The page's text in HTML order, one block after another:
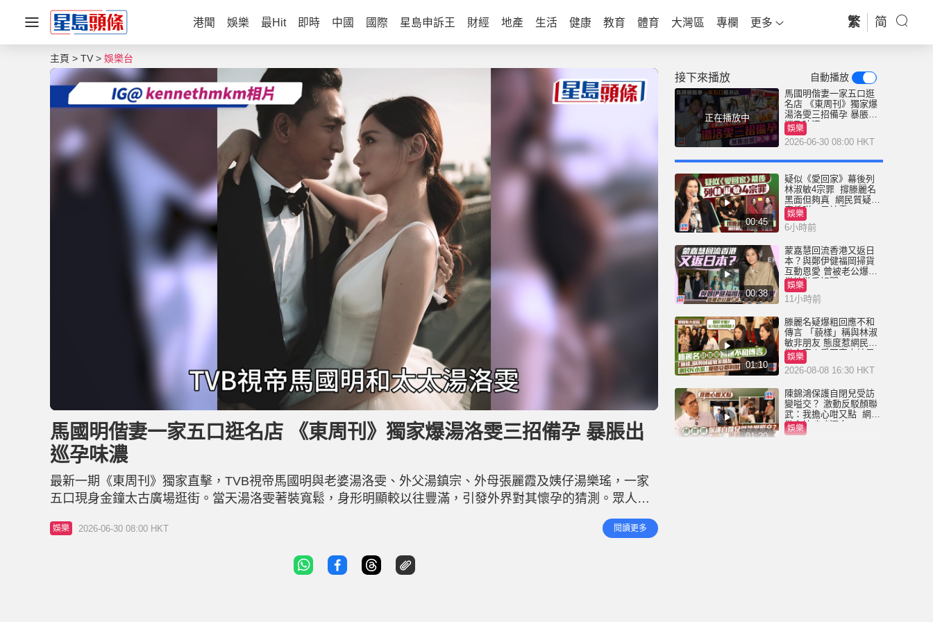
港聞 娛樂 最Hit 即時 中國 國際 星島申訴王 財經 地產 生活 健康 教育 體育 大灣區 專欄 更多 繁 简
主頁 TV 娛樂台
n
u
t
e
o
d
e
d
5
%
馬國明偕妻一家五口逛名店 《東周刊》獨家爆湯洛雯三招備孕 暴脹出
巡孕味濃
最新一期《東周刊》獨家直擊，TVB視帝馬國明與老婆湯洛雯、外父湯鎮宗、外母張麗霞及姨仔湯樂瑤，一家
五口現身金鐘太古廣場逛街。當天湯洛雯著裝寬鬆，身形明顯較以往豐滿，引發外界對其懷孕的猜測。眾人先
後前往Hermès及高級珠寶名店購物，期間湯洛雯曾試戴價值六位數的頸鏈。馬國明全程陪伴在側，協助看管財
物及提拿戰利品，並在洗手間外耐心等候妻子，表現體貼。 馬國明與湯洛雯三招備孕 馬國明與湯洛雯自2023
娛樂 2026-06-30 08:00 HKT 閱讀更多
接下來播放 自動播放
正在播放中
馬國明偕妻一家五口逛
名店 《東周刊》獨家爆
湯洛雯三招備孕 暴脹出
巡孕味濃
娛樂
2026-06-30 08:00 HKT
00:45
疑似《愛回家》幕後列
林淑敏4宗罪 撐滕麗名
黑面但夠真 網民質疑：
真係咁一早被雪
娛樂
6小時前
00:38
蒙嘉慧回流香港又返日
本？與鄭伊健福岡掃貨
互動恩愛 曾被老公爆在
當地游手好閒
娛樂
11小時前
01:10
滕麗名疑爆粗回應不和
傳言 「藐樣」稱與林淑
敏非朋友 態度惹網民狠
批小家丨愛回家大結局
娛樂
2026-08-08 16:30 HKT
01:20
陳錦鴻保護自閉兒受訪
變嗌交？ 激動反駁顏聯
武：我擔心咁又點 網民
批主持咄咄逼人
娛樂